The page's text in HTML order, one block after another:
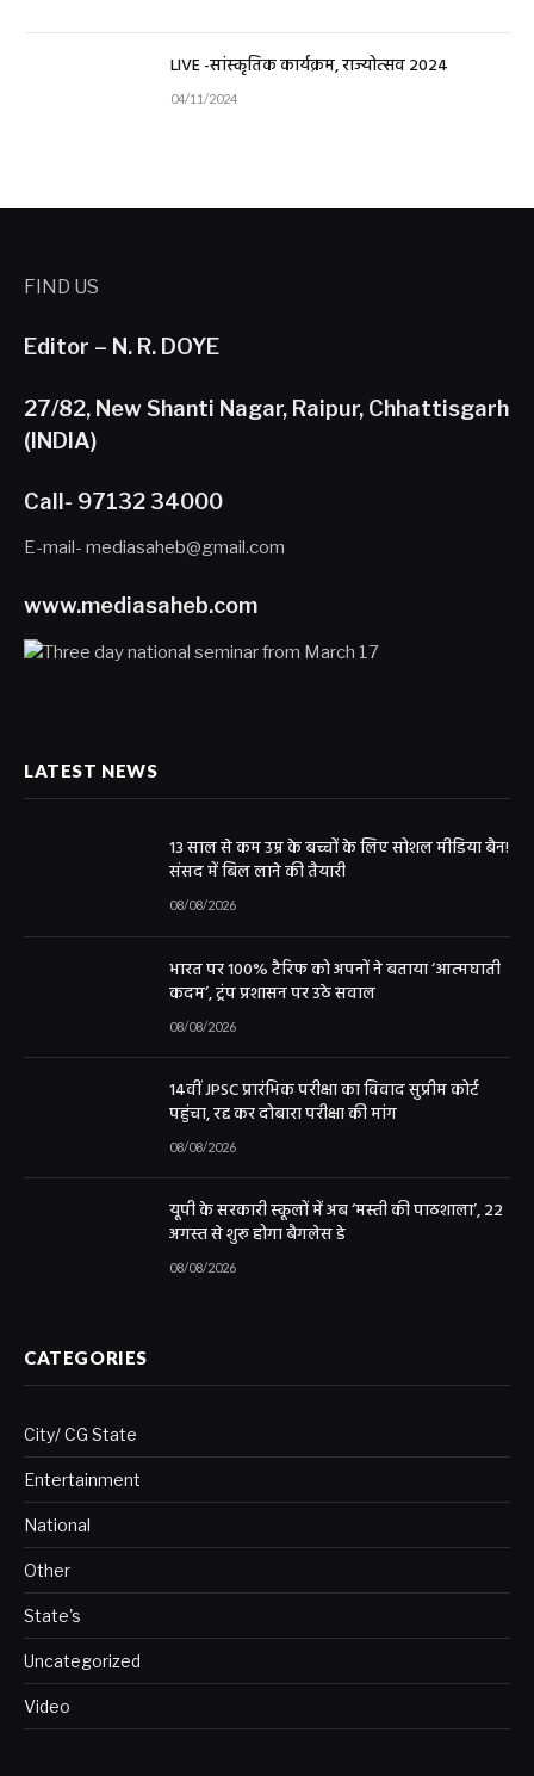
LIVE -सांस्कृतिक कार्यक्रम, राज्योत्सव 2024
04/11/2024
FIND US
Editor – N. R. DOYE
27/82, New Shanti Nagar, Raipur, Chhattisgarh
(INDIA)
Call- 97132 34000
E-mail- mediasaheb@gmail.com
www.mediasaheb.com
LATEST NEWS
13 साल से कम उम्र के बच्चों के लिए सोशल मीडिया बैन!
संसद में बिल लाने की तैयारी
08/08/2026
भारत पर 100% टैरिफ को अपनों ने बताया ‘आत्मघाती
कदम’, ट्रंप प्रशासन पर उठे सवाल
08/08/2026
14वीं JPSC प्रारंभिक परीक्षा का विवाद सुप्रीम कोर्ट
पहुंचा, रद्द कर दोबारा परीक्षा की मांग
08/08/2026
यूपी के सरकारी स्कूलों में अब ‘मस्ती की पाठशाला’, 22
अगस्त से शुरू होगा बैगलेस डे
08/08/2026
CATEGORIES
City/ CG State
Entertainment
National
Other
State's
Uncategorized
Video